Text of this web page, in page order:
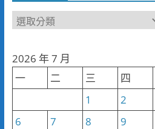
新
類
2026 年 7 月
一
二 三 四
1
2
6
7 8 9